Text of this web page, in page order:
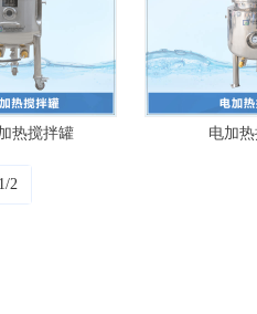
热搅拌罐 电加
1/2